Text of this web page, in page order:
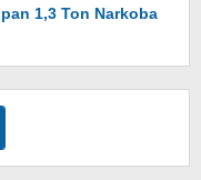
1,3 Ton Narkoba